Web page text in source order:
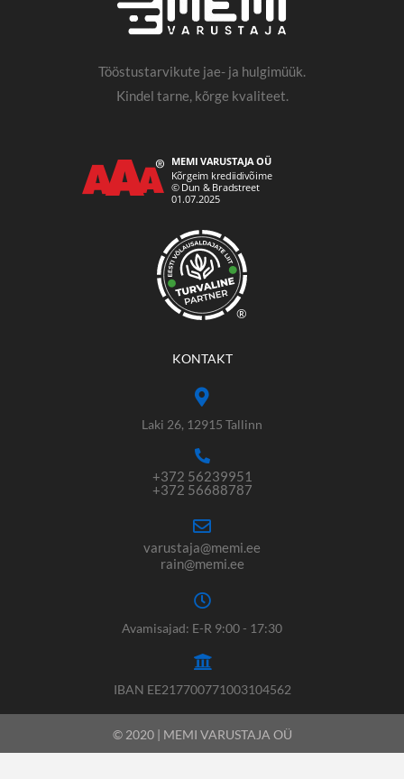
Tööstustarvikute jae- ja hulgimüük.
Kindel tarne, kõrge kvaliteet.
®
KONTAKT
Laki 26, 12915 Tallinn
+372 56239951
+372 56688787
varustaja@memi.ee
rain@memi.ee
Avamisajad: E-R 9:00 - 17:30
IBAN EE217700771003104562
© 2020 | MEMI VARUSTAJA OÜ